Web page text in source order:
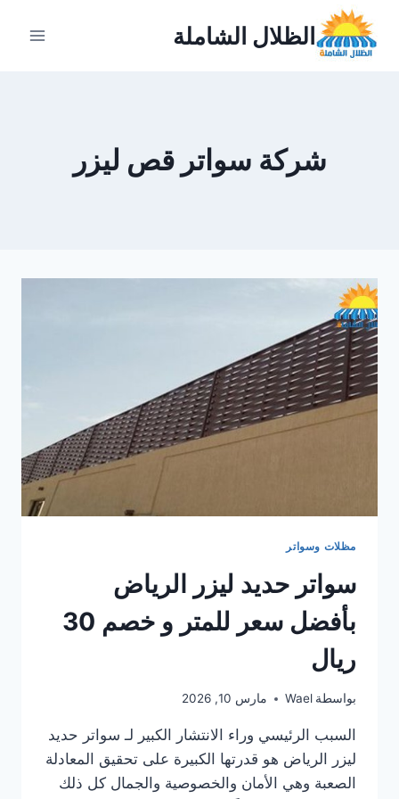
التجاوز
المحتوى
الظلال الشاملة
شركة سواتر قص ليزر
مظلات وسواتر
سواتر حديد ليزر الرياض
بأفضل سعر للمتر و خصم 30
ريال
بواسطة Wael مارس 10, 2026
السبب الرئيسي وراء الانتشار الكبير لـ سواتر حديد
ليزر الرياض هو قدرتها الكبيرة على تحقيق المعادلة
الصعبة وهي الأمان والخصوصية والجمال كل ذلك